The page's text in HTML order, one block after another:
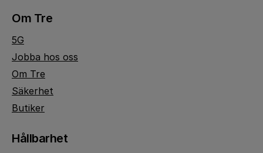
Om Tre
5G
Jobba hos oss
Om Tre
Säkerhet
Butiker
Hållbarhet